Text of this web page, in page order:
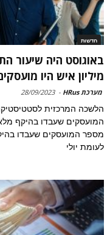
חדשות
מיליון איש היו
מערכת HRus -
28/09/2023
הלשכה המרכזית
לעומת יולי